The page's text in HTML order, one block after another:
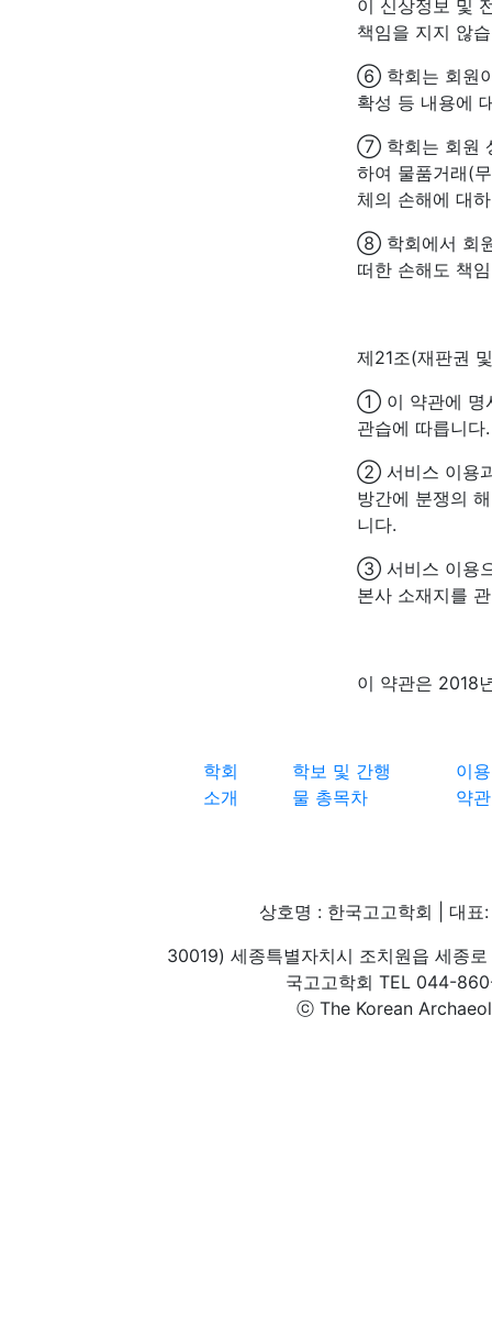
이 신상정보 및
책임을 지지 않
⑥ 학회는 회원
확성 등 내용에
⑦ 학회는 회원
하여 물품거래(
체의 손해에 대
⑧ 학회에서 회
떠한 손해도 책
제21조(재판권
① 이 약관에 명
관습에 따릅니다.
② 서비스 이용
방간에 분쟁의
니다.
③ 서비스 이용
본사 소재지를
이 약관은 2018
학회
소개
학보 및 간행
물 총목차
이용
약관
상호명 : 한국고고학회 | 대
30019) 세종특별자치시 조치원읍 세종
국고고학회 TEL 044-
ⓒ The Korean